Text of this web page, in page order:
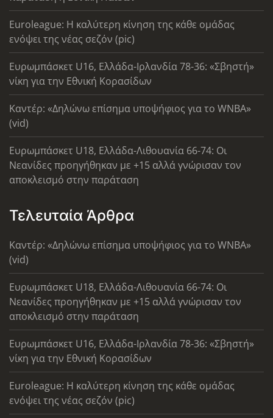
Euroleague: Η καλύτερη κίνηση της κάθε ομάδας
ενόψει της νέας σεζόν (pic)
Ευρωμπάσκετ U16, Ελλάδα-Ιρλανδία 78-36: «Σβηστή»
νίκη για την Εθνική Κορασίδων
Καντέρ: «Δηλώνω επίσημα υποψήφιος για το WNBA»
(vid)
Ευρωμπάσκετ U18, Ελλάδα-Λιθουανία 66-74: Οι
Νεανίδες προηγήθηκαν με +15 αλλά γνώρισαν τον
αποκλεισμό στην παράταση
Τελευταία Άρθρα
Καντέρ: «Δηλώνω επίσημα υποψήφιος για το WNBA»
(vid)
Ευρωμπάσκετ U18, Ελλάδα-Λιθουανία 66-74: Οι
Νεανίδες προηγήθηκαν με +15 αλλά γνώρισαν τον
αποκλεισμό στην παράταση
Ευρωμπάσκετ U16, Ελλάδα-Ιρλανδία 78-36: «Σβηστή»
νίκη για την Εθνική Κορασίδων
Euroleague: Η καλύτερη κίνηση της κάθε ομάδας
ενόψει της νέας σεζόν (pic)